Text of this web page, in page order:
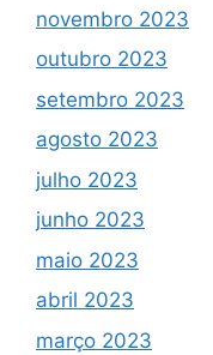
novembro 2023
outubro 2023
setembro 2023
agosto 2023
julho 2023
junho 2023
maio 2023
abril 2023
março 2023